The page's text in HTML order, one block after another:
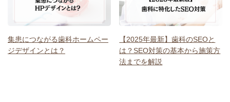
集患につながる歯科ホームペー
ジデザインとは？
【2025年最新】歯科のSEOと
は？SEO対策の基本から施策方
法までを解説